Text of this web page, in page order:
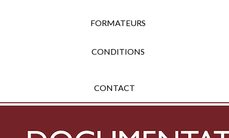
FORMATEURS
CONDITIONS
CONTACT